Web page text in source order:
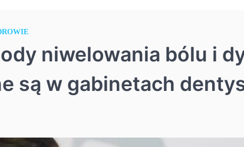
niwelowania bólu i
są w gabinetach